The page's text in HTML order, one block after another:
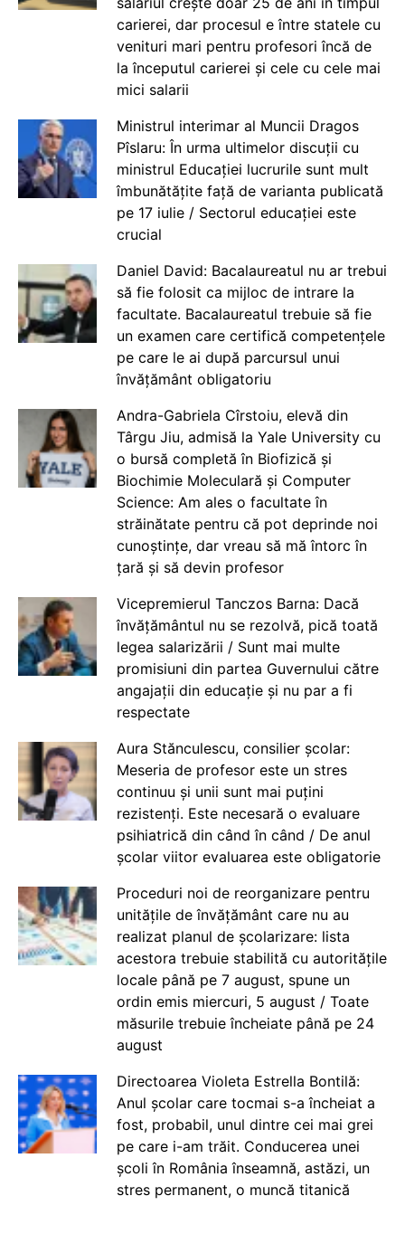
carierei, dar procesul e între statele cu
venituri mari pentru profesori încă de
la începutul carierei și cele cu cele mai
mici salarii
Ministrul interimar al Muncii Dragos
Pîslaru: În urma ultimelor discuții cu
ministrul Educației lucrurile sunt mult
îmbunătățite față de varianta publicată
pe 17 iulie / Sectorul educației este
crucial
Daniel David: Bacalaureatul nu ar trebui
să fie folosit ca mijloc de intrare la
facultate. Bacalaureatul trebuie să fie
un examen care certifică competențele
pe care le ai după parcursul unui
învățământ obligatoriu
Andra-Gabriela Cîrstoiu, elevă din
Târgu Jiu, admisă la Yale University cu
o bursă completă în Biofizică și
Biochimie Moleculară și Computer
Science: Am ales o facultate în
străinătate pentru că pot deprinde noi
cunoștințe, dar vreau să mă întorc în
țară și să devin profesor
Vicepremierul Tanczos Barna: Dacă
învățământul nu se rezolvă, pică toată
legea salarizării / Sunt mai multe
promisiuni din partea Guvernului către
angajații din educație și nu par a fi
respectate
Aura Stănculescu, consilier școlar:
Meseria de profesor este un stres
continuu și unii sunt mai puțini
rezistenți. Este necesară o evaluare
psihiatrică din când în când / De anul
școlar viitor evaluarea este obligatorie
Proceduri noi de reorganizare pentru
unitățile de învățământ care nu au
realizat planul de școlarizare: lista
acestora trebuie stabilită cu autoritățile
locale până pe 7 august, spune un
ordin emis miercuri, 5 august / Toate
măsurile trebuie încheiate până pe 24
august
Directoarea Violeta Estrella Bontilă:
Anul școlar care tocmai s-a încheiat a
fost, probabil, unul dintre cei mai grei
pe care i-am trăit. Conducerea unei
școli în România înseamnă, astăzi, un
stres permanent, o muncă titanică